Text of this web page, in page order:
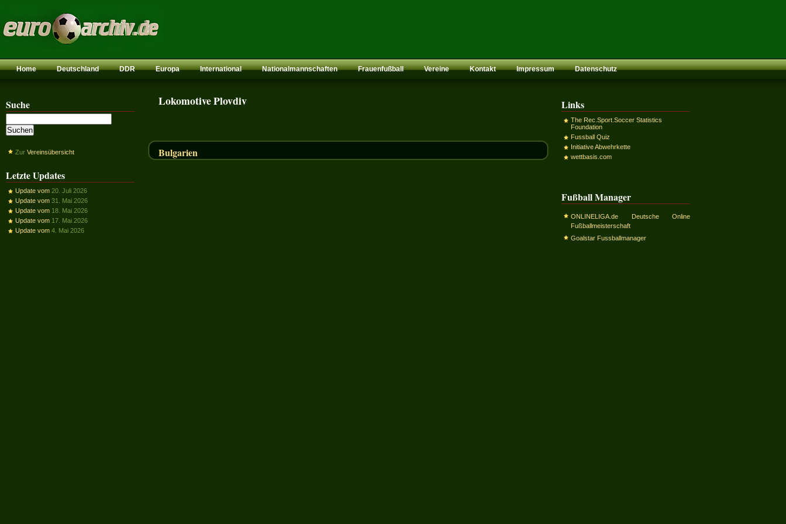
Home Deutschland DDR Europa International Nationalmannschaften Frauenfußball Vereine Kontakt Impressum Datenschutz
Suche
Zur Vereinsübersicht
Letzte Updates
Update vom 20. Juli 2026
Update vom 31. Mai 2026
Update vom 18. Mai 2026
Update vom 17. Mai 2026
Update vom 4. Mai 2026
Lokomotive Plovdiv
Bulgarien
Links
The Rec.Sport.Soccer Statistics
Foundation
Fussball Quiz
Initiative Abwehrkette
wettbasis.com
Fußball Manager
ONLINELIGA.de Deutsche Online
Fußballmeisterschaft
Goalstar Fussballmanager